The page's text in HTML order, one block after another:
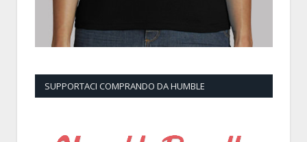
SUPPORTACI COMPRANDO DA HUMBLE